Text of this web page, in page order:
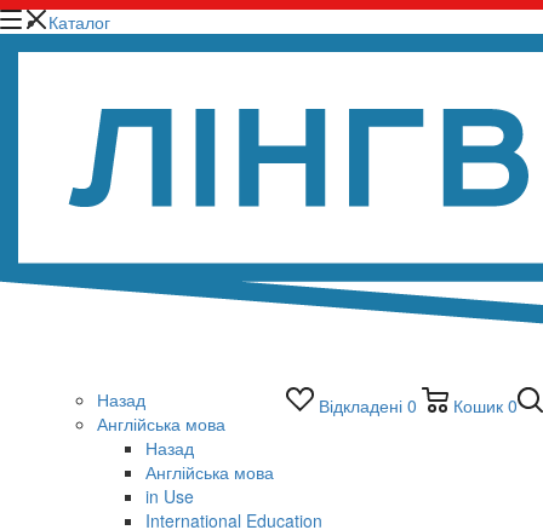
Відкладені 0 Кошик 0
Каталог
Назад
Англійська мова
Назад
Англійська мова
in Use
International Education